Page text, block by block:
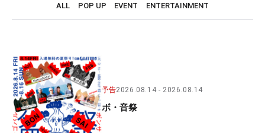
ALL POP UP EVENT ENTERTAINMENT
予告2026.08.14 2026.08.14
ボ・音祭